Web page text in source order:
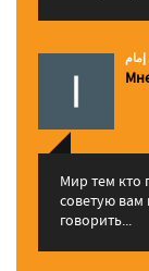
Мир тем кто
советую вам
говорить...